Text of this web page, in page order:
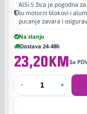
AlSi 5 žica je pogodna
su motorni blokovi i
pucanje zavara i
Na stanju
Dostava 24-48h
23,20KMSa
- +